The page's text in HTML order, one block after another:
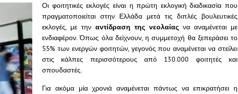
Οι φοιτητικές εκλογές είναι η πρώτη εκλογική διαδικασία που
πραγματοποιείται στην Ελλάδα μετά τις διπλές βουλευτικές
εκλογές, με την αντίδραση της νεολαίας να αναμένεται με
ενδιαφέρον. Όπως όλα δείχνουν, η συμμετοχή θα ξεπεράσει το
55% των ενεργών φοιτητών, γεγονός που αναμένεται να στείλει
στις κάλπες περισσότερους από 130.000 φοιτητές και
σπουδαστές.
Για ακόμα μία χρονιά αναμένεται πάντως να επικρατήσει η